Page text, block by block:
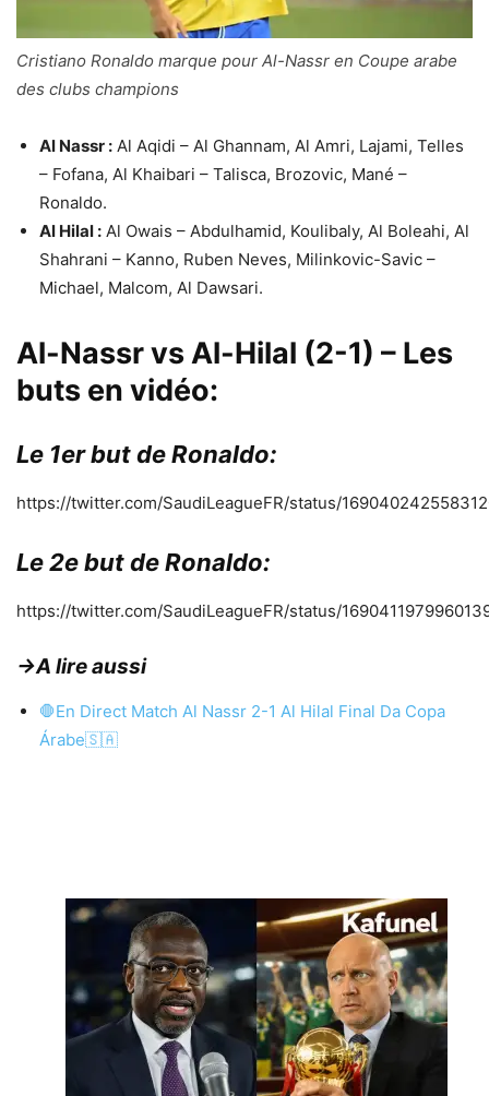
Cristiano Ronaldo marque pour Al-Nassr en Coupe arabe
des clubs champions
Al Nassr : Al Aqidi – Al Ghannam, Al Amri, Lajami, Telles
– Fofana, Al Khaibari – Talisca, Brozovic, Mané –
Ronaldo.
Al Hilal : Al Owais – Abdulhamid, Koulibaly, Al Boleahi, Al
Shahrani – Kanno, Ruben Neves, Milinkovic-Savic –
Michael, Malcom, Al Dawsari.
Al-Nassr vs Al-Hilal (2-1) – Les
buts en vidéo:
Le 1er but de Ronaldo:
https://twitter.com/SaudiLeagueFR/status/
Le 2e but de Ronaldo:
https://twitter.com/SaudiLeagueFR/status/
→A lire aussi
🛑En Direct Match Al Nassr 2-1 Al Hilal Final Da Copa
Árabe🇸🇦